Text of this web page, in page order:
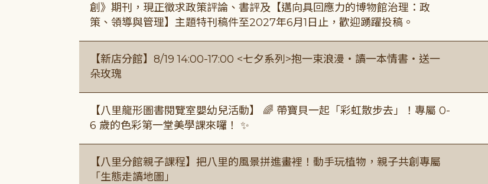
創》期刊，現正徵求政策評論、書評及【邁向具回應力的博物館治理：政
策、領導與管理】主題特刊稿件至2027年6月1日止，歡迎踴躍投稿。
【新店分館】8/19 14:00-17:00 <七夕系列>抱一束浪漫・讀一本情書・送一
朵玫瑰
【八里龍形圖書閱覽室嬰幼兒活動】 🌈 帶寶貝一起「彩虹散步去」！專屬 0-
6 歲的色彩第一堂美學課來囉！ ✨
【八里分館親子課程】把八里的風景拼進畫裡！動手玩植物，親子共創專屬
「生態走讀地圖」